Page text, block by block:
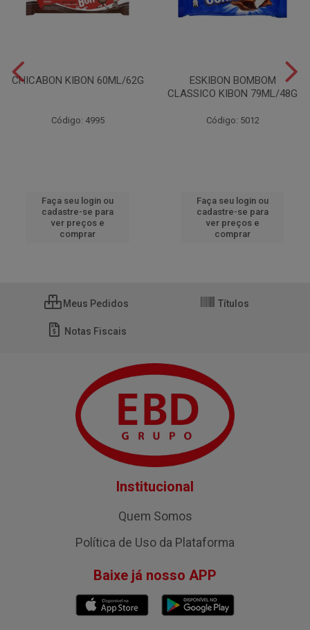
CHICABON KIBON 60ML/62G
Código: 4995
Faça seu login ou
cadastre-se para
ver preços e
comprar
ESKIBON BOMBOM
CLASSICO KIBON 79ML/48G
Código: 5012
Faça seu login ou
cadastre-se para
ver preços e
comprar
Meus Pedidos Títulos
Notas Fiscais
Institucional
Quem Somos
Política de Uso da Plataforma
Baixe já nosso APP